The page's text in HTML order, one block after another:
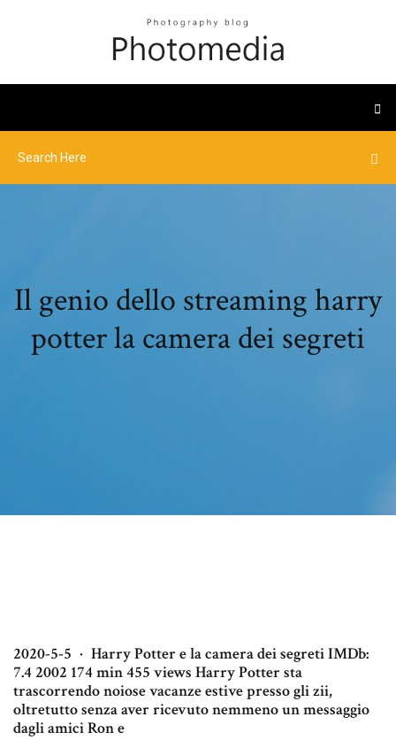
Il genio dello streaming harry
potter la camera dei segreti
2020-5-5 · Harry Potter e la camera dei segreti IMDb:
7.4 2002 174 min 455 views Harry Potter sta
trascorrendo noiose vacanze estive presso gli zii,
oltretutto senza aver ricevuto nemmeno un messaggio
dagli amici Ron e